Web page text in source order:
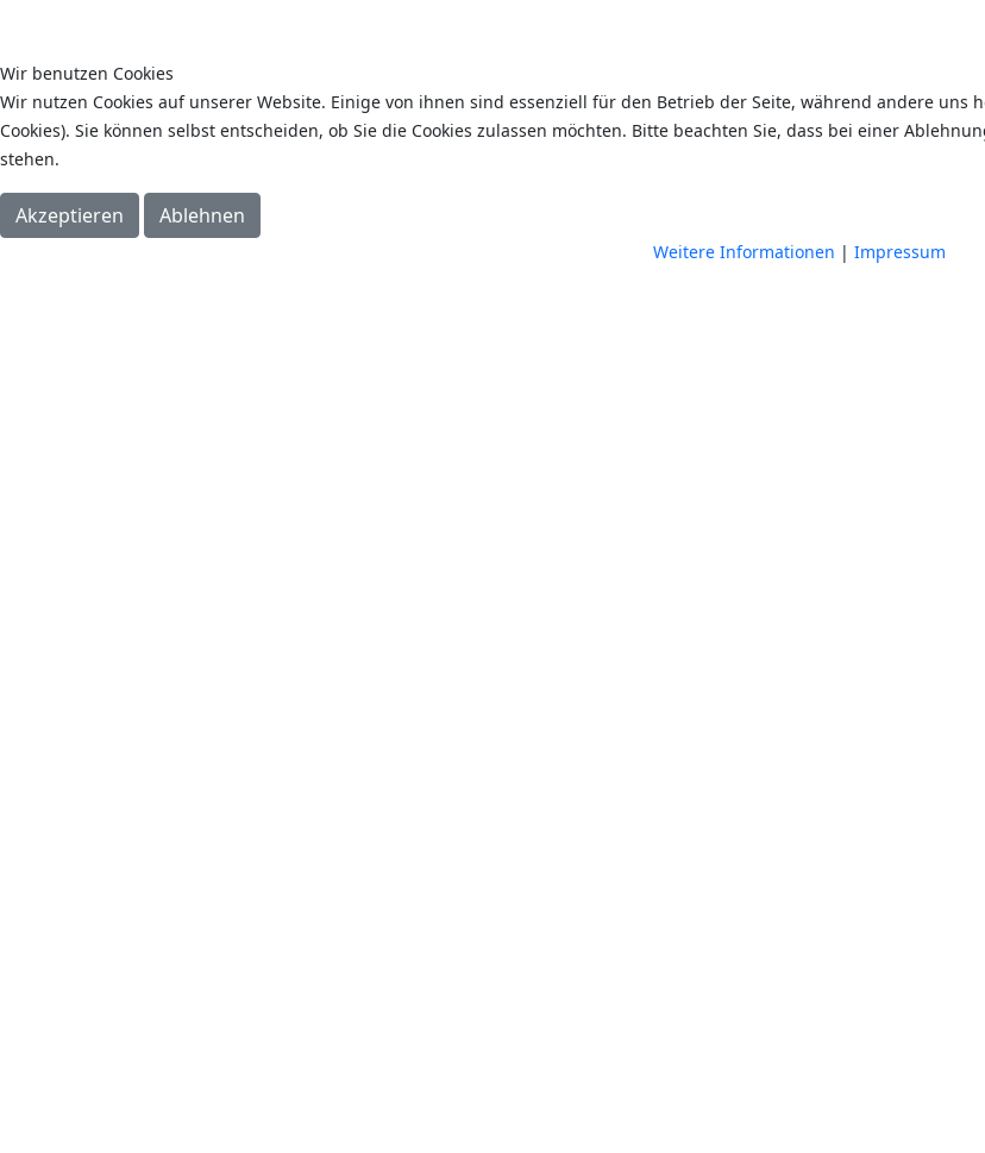
Wir benutzen Cookies
Wir nutzen Cookies auf unserer Website. Einige von ihnen sind essenziell für den Betrieb der Seite, während andere
Cookies). Sie können selbst entscheiden, ob Sie die Cookies zulassen möchten. Bitte beachten Sie, dass bei einer
stehen.
Akzeptieren Ablehnen
Weitere Informationen | Impressum